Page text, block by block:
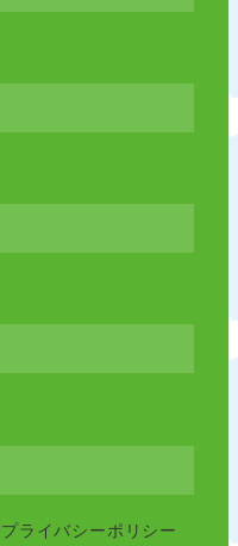
ライバシーポリシー